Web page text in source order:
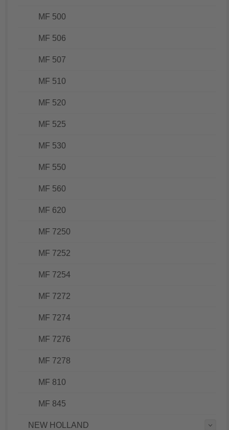
MF 500
MF 506
MF 507
MF 510
MF 520
MF 525
MF 530
MF 550
MF 560
MF 620
MF 7250
MF 7252
MF 7254
MF 7272
MF 7274
MF 7276
MF 7278
MF 810
MF 845
NEW HOLLAND